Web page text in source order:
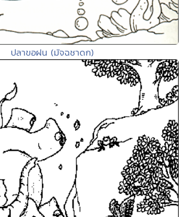
ปลาขอฝน (มัจฉชาดก)